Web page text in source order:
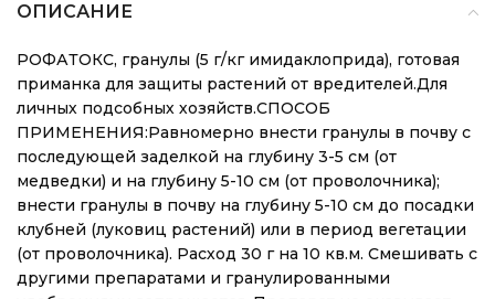
ОПИСАНИЕ
РОФАТОКС, гранулы (5 г/кг имидаклоприда), готовая
приманка для защиты растений от вредителей.Для
личных подсобных хозяйств.СПОСОБ
ПРИМЕНЕНИЯ:Равномерно внести гранулы в почву с
последующей заделкой на глубину 3-5 см (от
медведки) и на глубину 5-10 см (от проволочника);
внести гранулы в почву на глубину 5-10 см до посадки
клубней (луковиц растений) или в период вегетации
(от проволочника). Расход 30 г на 10 кв.м. Смешивать с
другими препаратами и гранулированными